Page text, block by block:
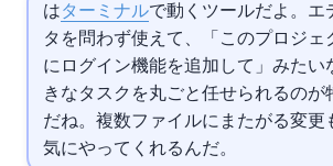
はターミナルで動くCLIツールだよ。エ
タを問わず使えて、「このプロジェ
にログイン機能を追加して」みたい
きなタスクを丸ごと任せられるのが
だね。複数ファイルにまたがる変更
気にやってくれるんだ。